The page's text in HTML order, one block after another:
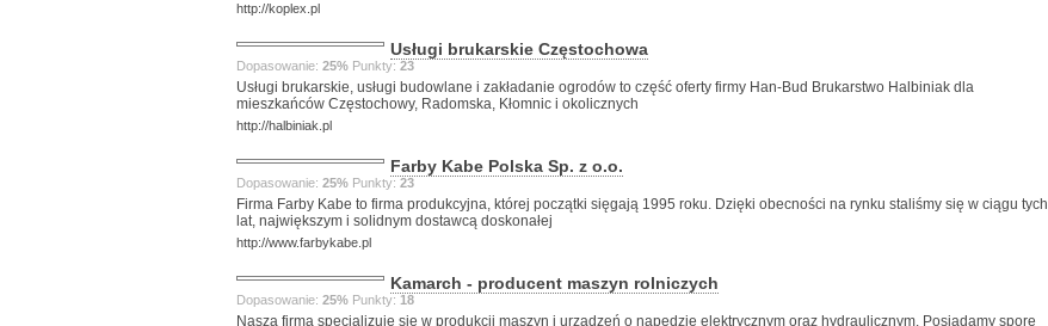
http://koplex.pl
Usługi brukarskie Częstochowa
Dopasowanie: 25% Punkty: 23
Usługi brukarskie, usługi budowlane i zakładanie ogrodów to część oferty firmy Han-Bud Brukarstwo Halbiniak dla
mieszkańców Częstochowy, Radomska, Kłomnic i okolicznych
http://halbiniak.pl
Farby Kabe Polska Sp. z o.o.
Dopasowanie: 25% Punkty: 23
Firma Farby Kabe to firma produkcyjna, której początki sięgają 1995 roku. Dzięki obecności na rynku staliśmy się w ciągu tych
lat, największym i solidnym dostawcą doskonałej
http://www.farbykabe.pl
Kamarch - producent maszyn rolniczych
Dopasowanie: 25% Punkty: 18
Nasza firma specjalizuje się w produkcji maszyn i urządzeń o napędzie elektrycznym oraz hydraulicznym. Posiadamy spore